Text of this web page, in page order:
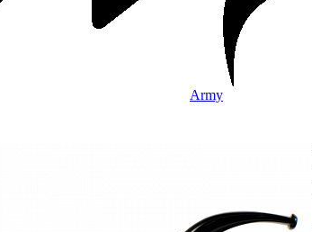
Army